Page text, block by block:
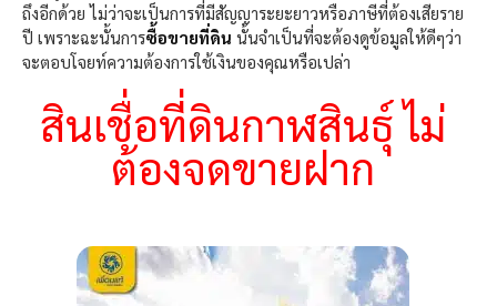
ถึงอีกด้วย ไม่ว่าจะเป็นการที่มีสัญญาระยะยาวหรือภาษีที่ต้องเสียราย
ปี เพราะฉะนั้นการซื้อขายที่ดิน นั้นจำเป็นที่จะต้องดูข้อมูลให้ดีๆว่า
จะตอบโจยท์ความต้องการใช้เงินของคุณหรือเปล่า
สินเชื่อที่ดินกาฬสินธุ์ ไม่
ต้องจดขายฝาก